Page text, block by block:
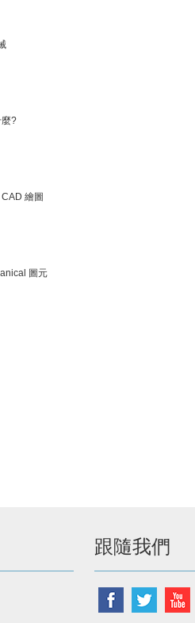
麼?
繪圖
圖元
跟隨我們